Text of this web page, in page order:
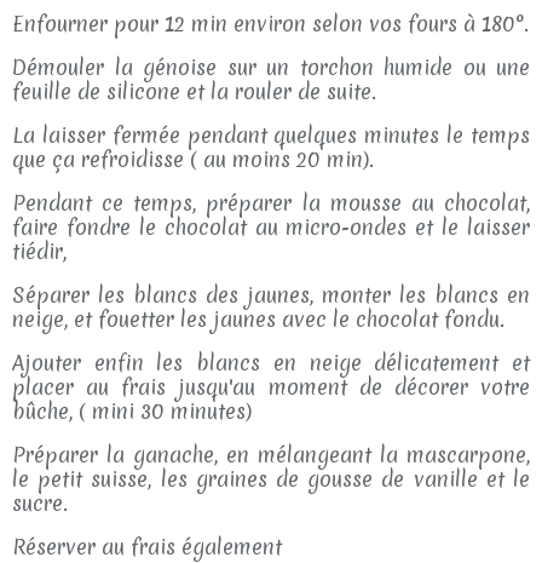
Enfourner pour 12 min environ selon vos fours à 180°.
Démouler la génoise sur un torchon humide ou une
feuille de silicone et la rouler de suite.
La laisser fermée pendant quelques minutes le temps
que ça refroidisse ( au moins 20 min).
Pendant ce temps, préparer la mousse au chocolat,
faire fondre le chocolat au micro-ondes et le laisser
tiédir,
Séparer les blancs des jaunes, monter les blancs en
neige, et fouetter les jaunes avec le chocolat fondu.
Ajouter enfin les blancs en neige délicatement et
placer au frais jusqu'au moment de décorer votre
bûche, ( mini 30 minutes)
Préparer la ganache, en mélangeant la mascarpone,
le petit suisse, les graines de gousse de vanille et le
sucre.
Réserver au frais également